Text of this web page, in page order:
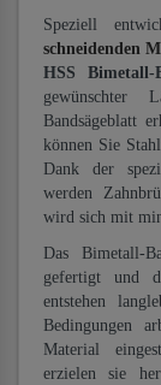
Speziell
schneidenden
HSS Bimetall-
gewünschter
Bandsägeblatt
können Sie
Dank der
werden
wird sich mit
Das Bimetall-
gefertigt und
entstehen
Bedingungen
Material
erzielen sie